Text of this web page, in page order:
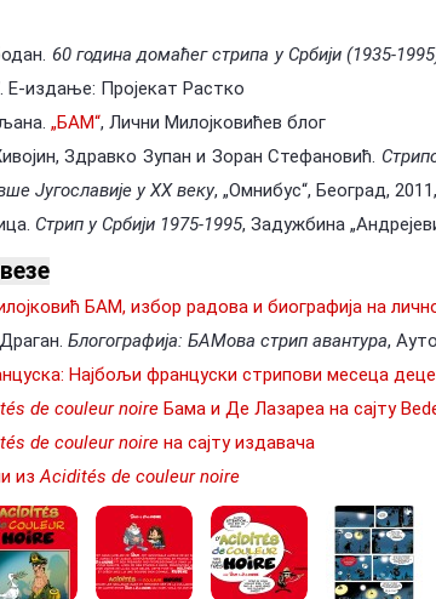
60 година домаћег стрипа у Србији (1935-
Е-издање: Пројекат Растко
„БАМ“, Лични Милојковићев блог
Здравко Зупан и Зоран Стефановић.
Југославије у XX веку, „Омнибус“, Београд,
Стрип у Србији 1975-1995, Задужбина
БАМ, избор радова и биографија на
Блогографија: БАМова стрип авантура,
Најбољи француски стрипови месеца
de couleur noire Бама и Де Лазареа на сајту
de couleur noire на сајту издавача
изAcidités de couleur noire